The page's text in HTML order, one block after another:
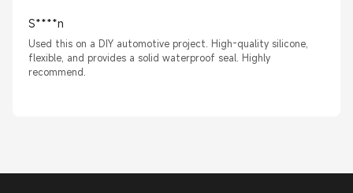
S****n
Used this on a DIY automotive project. High-quality silicone,
flexible, and provides a solid waterproof seal. Highly
recommend.